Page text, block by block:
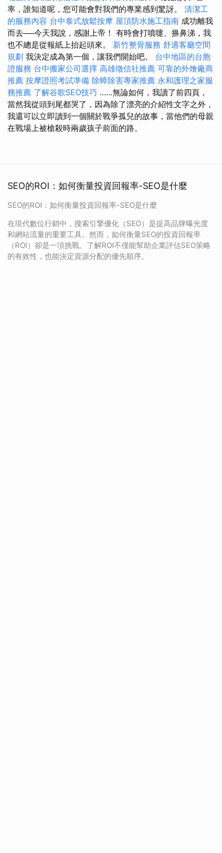
率，誰知道呢，您可能會對我們的專業感到驚訝。 清潔工
的服務內容 台中泰式放鬆按摩 屋頂防水施工指南 成功離我
而去──今天我說，感謝上帝！ 有時會打噴嚏、擤鼻涕，我
也不總是從報紙上抬起頭來。 新竹整骨服務 舒適客廳空間
規劃 我決定成為第一個，讓我們開始吧。 台中地區的台胞
證服務 台中搬家公司選擇 高雄徵信社推薦 可靠的外燴廠商
推薦 按摩證照考試準備 除蟑除害專家推薦 永和護理之家服
務推薦 了解谷歌SEO技巧 ……無論如何，我讀了前四頁，
當然我從頭到尾都哭了，因為除了漂亮的介紹性文字之外，
我還可以立即讀到一個關於戰爭孤兒的故事，當他們的母親
在戰場上被槍殺時兩歲孩子前面的路。
SEO的ROI：如何衡量投資回報率-SEO是什麼
SEO的ROI：如何衡量投資回報率-SEO是什麼
在現代數位行銷中，搜索引擎優化（SEO）是提高品牌曝光度
和網站流量的重要工具。然而，如何衡量SEO的投資回報率
（ROI）卻是一項挑戰。了解ROI不僅能幫助企業評估SEO策略
的有效性，也能決定資源分配的優先順序。